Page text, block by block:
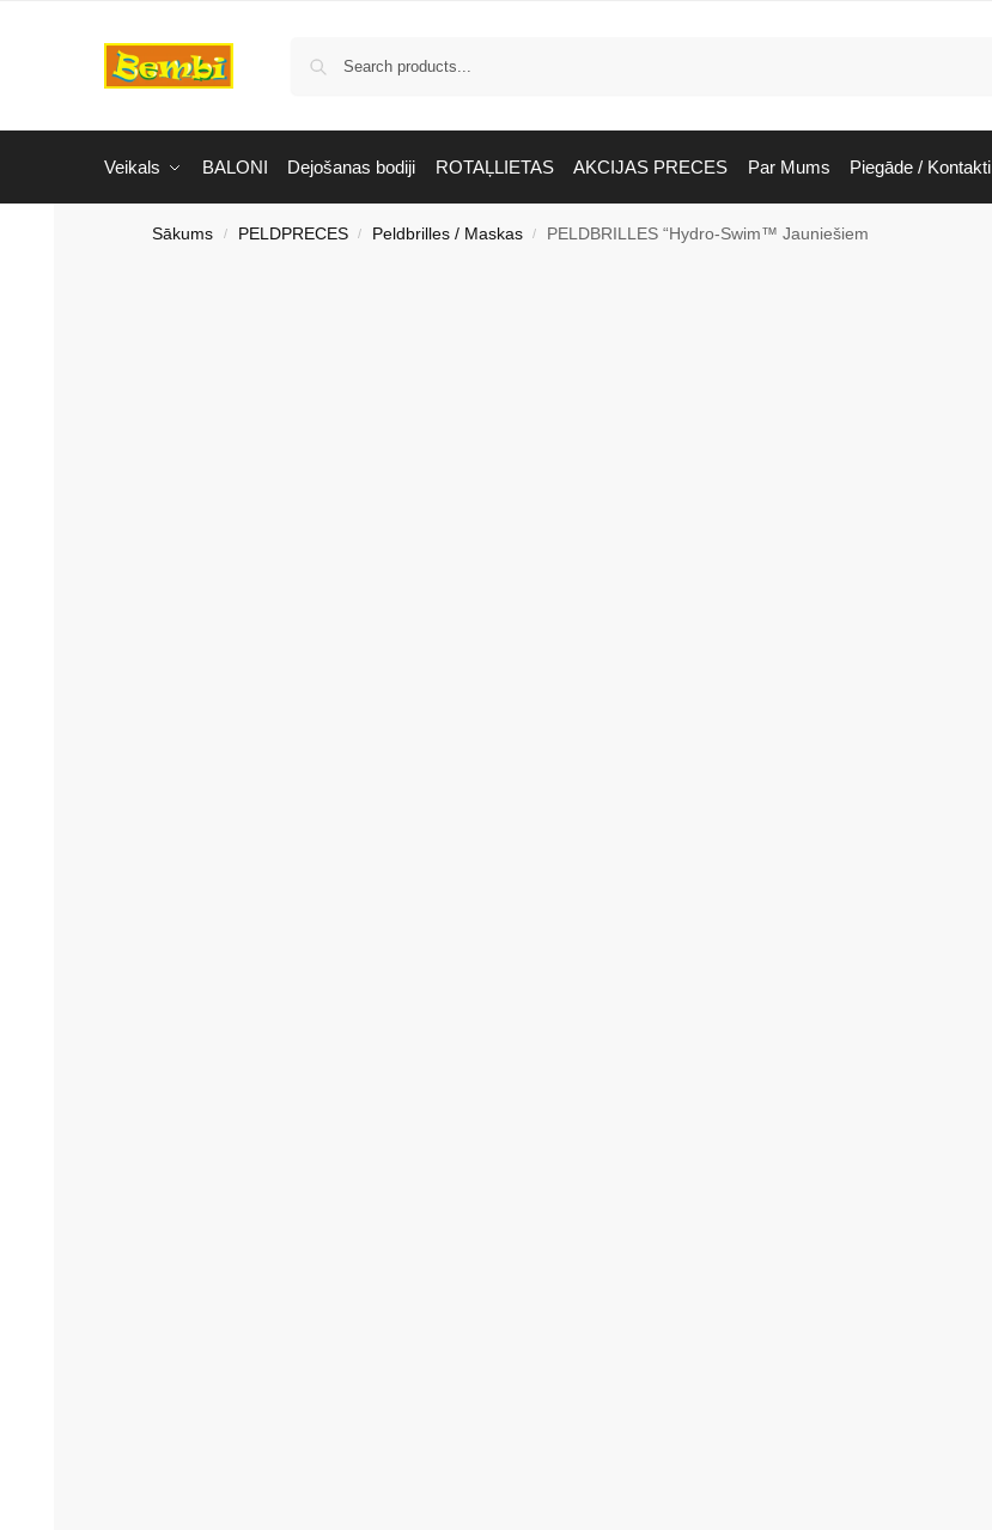
Veikals BALONI Dejošanas bodiji ROTAĻLIETAS AKCIJAS PRECES Par Mums Piegāde / Kontakti
Sākums / PELDPRECES / Peldbrilles / Maskas / PELDBRILLES “Hydro-Swim™ Jauniešiem